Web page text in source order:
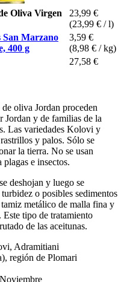
Oliva Virgen
23,99 €
(23,99 € / l)
San Marzano
400 g
3,59 €
(8,98 € / kg)
27,58 €
oliva Jordan proceden
Jordan y de familias de la
Las variedades Kolovi y
y palos. Sólo se
la tierra. No se usan
e insectos.
deshojan y luego se
o posibles sedimentos
metálico de malla fina y
Este tipo de tratamiento
de las aceitunas.
Adramitiani
región de Plomari